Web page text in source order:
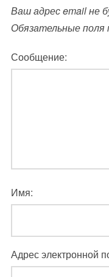
Ваш адрес email не
Обязательные поля
Сообщение:
Имя:
Адрес электронной